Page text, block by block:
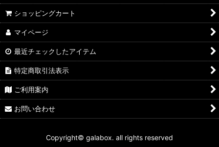
ショッピングカート
マイページ
最近チェックしたアイテム
特定商取引法表示
ご利用案内
お問い合わせ
Copyright© galabox. all rights reserved